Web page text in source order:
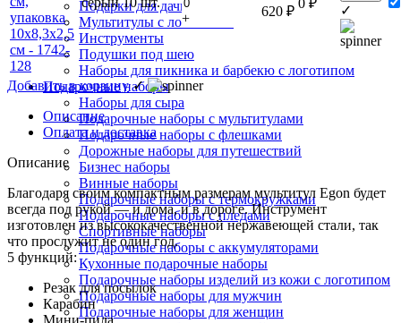
Подарки для дачи
Мультитулы с логотипом
Инструменты
Подушки под шею
Наборы для пикника и барбекю с логотипом
Подарочные наборы
Наборы для сыра
Подарочные наборы с мультитулами
Подарочные наборы с флешками
Дорожные наборы для путешествий
Бизнес наборы
Винные наборы
Подарочные наборы с термокружками
Подарочные наборы с пледами
Спортивные наборы
Подарочные наборы с аккумуляторами
Кухонные подарочные наборы
Подарочные наборы изделий из кожи с логотипом
Подарочные наборы для мужчин
Подарочные наборы для женщин
+
620 ₽ ✓
Добавить в корзину ✓
Описание
Оплата и доставка
Описание
Благодаря своим компактным размерам мультитул Egon будет
всегда под рукой — и дома, и в дороге. Инструмент
изготовлен из высококачественной нержавеющей стали, так
что прослужит не один год.
5 функций:
Резак для посылок
Карабин
Мини-пила